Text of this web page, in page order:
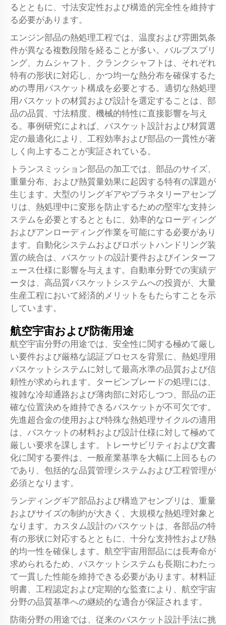
るとともに、寸法安定性および構造的完全性を維持す
る必要があります。
エンジン部品の熱処理工程では、温度および雰囲気条
件が異なる複数段階を経ることが多い。バルブスプリ
ング、カムシャフト、クランクシャフトは、それぞれ
特有の形状に対応し、かつ均一な熱分布を確保するた
めの専用バスケット構成を必要とする。適切な熱処理
用バスケットの材質および設計を選定することは、部
品の品質、寸法精度、機械的特性に直接影響を与え
る。事例研究によれば、バスケット設計および材質選
定の最適化により、工程効率および部品の一貫性が著
しく向上することが実証されている。
トランスミッション部品の加工では、部品のサイズ、
重量分布、および熱質量効果に起因する特有の課題が
生じます。大型のリングギアやプラネタリーアセンブ
リは、熱処理中に変形を防止するための堅牢な支持シ
ステムを必要とするとともに、効率的なローディング
およびアンローディング作業を可能にする必要があり
ます。自動化システムおよびロボットハンドリング装
置の統合は、バスケットの設計要件およびインターフ
ェース仕様に影響を与えます。自動車分野での実績デ
ータは、高品質バスケットシステムへの投資が、大量
生産工程において経済的メリットをもたらすことを示
しています。
航空宇宙および防衛用途
航空宇宙分野の用途では、安全性に関する極めて厳し
い要件および厳格な認証プロセスを背景に、熱処理用
バスケットシステムに対して最高水準の品質および信
頼性が求められます。タービンブレードの処理には、
複雑な冷却通路および薄肉部に対応しつつ、部品の正
確な位置決めを維持できるバスケットが不可欠です。
先進超合金の使用および特殊な熱処理サイクルの適用
は、バスケットの材料および設計仕様に対して極めて
厳しい要求を課します。トレーサビリティおよび文書
化に関する要件は、一般産業基準を大幅に上回るもの
であり、包括的な品質管理システムおよび工程管理が
必須となります。
ランディングギア部品および構造アセンブリは、重量
およびサイズの制約が大きく、大規模な熱処理対象と
なります。カスタム設計のバスケットは、各部品の特
有の形状に対応するとともに、十分な支持性および熱
的均一性を確保します。航空宇宙用部品には長寿命が
求められるため、バスケットシステムも長期にわたっ
て一貫した性能を維持できる必要があります。材料証
明書、工程認定および定期的な監査により、航空宇宙
分野の品質基準への継続的な適合が保証されます。
防衛分野の用途では、従来のバスケット設計手法に挑